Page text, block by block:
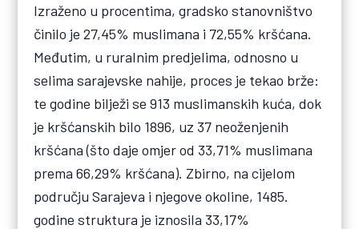
Izraženo u procentima, gradsko stanovništvo
činilo je 27,45% muslimana i 72,55% kršćana.
Međutim, u ruralnim predjelima, odnosno u
selima sarajevske nahije, proces je tekao brže:
te godine bilježi se 913 muslimanskih kuća, dok
je kršćanskih bilo 1896, uz 37 neoženjenih
kršćana (što daje omjer od 33,71% muslimana
prema 66,29% kršćana). Zbirno, na cijelom
području Sarajeva i njegove okoline, 1485.
godine struktura je iznosila 33,17%